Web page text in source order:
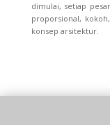
dimulai, setiap
proporsional,
konsep arsitektur.